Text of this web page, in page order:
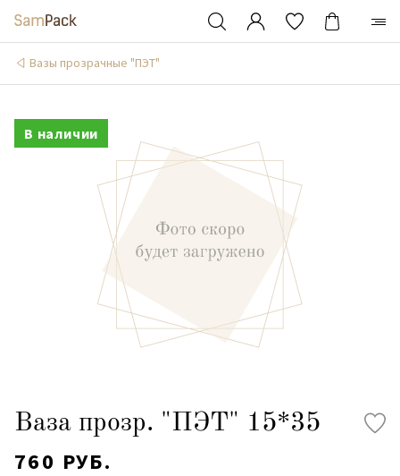
Вазы прозрачные "ПЭТ"
В наличии
Ваза прозр. "ПЭТ" 15*35
760 РУБ.